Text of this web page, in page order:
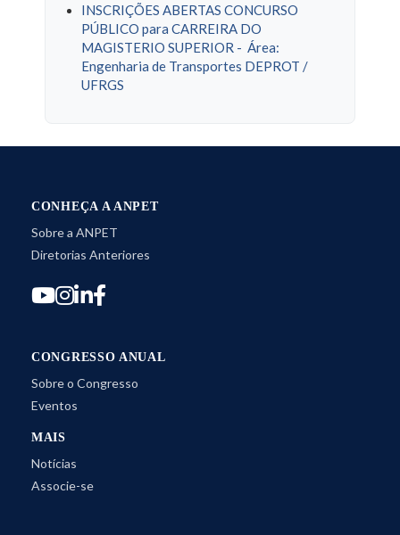
INSCRIÇÕES ABERTAS CONCURSO
PÚBLICO para CARREIRA DO
MAGISTERIO SUPERIOR - Área:
Engenharia de Transportes DEPROT /
UFRGS
CONHEÇA A ANPET
Sobre a ANPET
Diretorias Anteriores
CONGRESSO ANUAL
Sobre o Congresso
Eventos
MAIS
Notícias
Associe-se